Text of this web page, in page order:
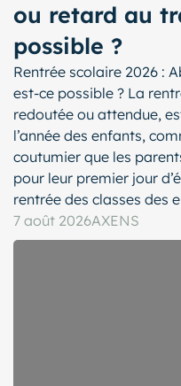
ou retard au
possible ?
Rentrée scolaire 2026 :
est-ce possible ? La
redoutée ou attendue,
l’année des enfants,
coutumier que les
pour leur premier jour
rentrée des classes des
7 août 2026AXENS